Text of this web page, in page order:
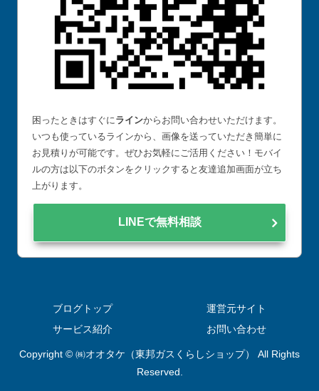
困ったときはすぐに ラインからお問い合わせいただけます。
いつも使っているラインから、画像を送っていただき簡単に
お見積りが可能です。ぜひお気軽にご活用ください！モバイ
ルの方は以下のボタンをクリックすると友達追加画面が立ち
上がります。
LINEで無料相談
ブログトップ
運営元サイト
サービス紹介
お問い合わせ
Copyright © ㈱オオタケ（東邦ガスくらしショップ） All Rights
Reserved.